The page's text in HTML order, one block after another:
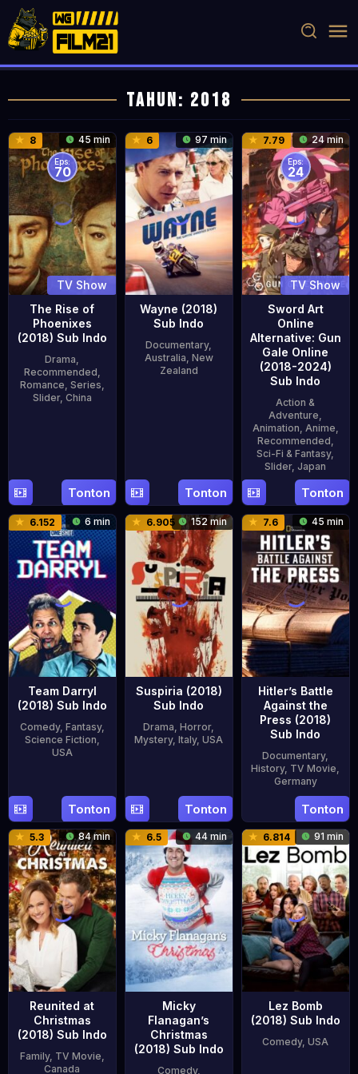
Loncat
ke
konten
Tahun: 2018
8 45 min
Eps:
70
TV Show
The Rise of
Phoenixes
(2018) Sub Indo
Drama
Recommended
Romance Series
Slider, China
Tonton
6 97 min
Wayne (2018)
Sub Indo
Documentary,
Australia New
Zealand
Tonton
7.79 24 min
Eps:
24
TV Show
Sword Art
Online
Alternative: Gun
Gale Online
(2018-2024)
Sub Indo
Action &
Adventure
Animation Anime
Recommended
Sci-Fi & Fantasy,
Slider,Japan
8
Apr
2018
Tonton
6.152 6 min
Team Darryl
(2018) Sub Indo
Comedy, Fantasy,
Science Fiction
USA
Feb
2018
Waititi
Tonton
6.905 152 min
Suspiria (2018)
Sub Indo
Drama ,Horror,
Mystery,Italy,USA
2018
Tonton
7.6 45 min
Hitler’s Battle
Against the
Press (2018)
Sub Indo
Documentary,
History, TV Movie
Germany
5
May
2018
Ute
Bönnen
Tonton
5.3 84 min
Reunited at
Christmas
(2018) Sub Indo
Family, TV Movie
Canada
6.5 44 min
Micky
Flanagan’s
Christmas
(2018) Sub Indo
Comedy,
6.814 91 min
Lez Bomb
(2018) Sub Indo
Comedy,USA